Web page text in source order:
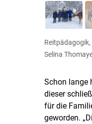
Selina
Schon lange
dieser
für die
geworden.